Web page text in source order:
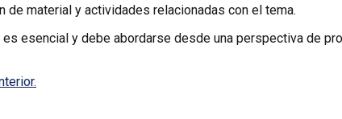
de material y actividades relacionadas con el tema.
esencial y debe abordarse desde una perspectiva de